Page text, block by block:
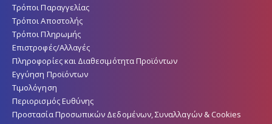
Τρόποι Παραγγελίας
Τρόποι Αποστολής
Τρόποι Πληρωμής
Επιστροφές/Αλλαγές
Πληροφορίες και Διαθεσιμότητα Προϊόντων
Εγγύηση Προϊόντων
Τιμολόγηση
Περιορισμός Ευθύνης
Προστασία Προσωπικών Δεδομένων, Συναλλαγών & Cookies